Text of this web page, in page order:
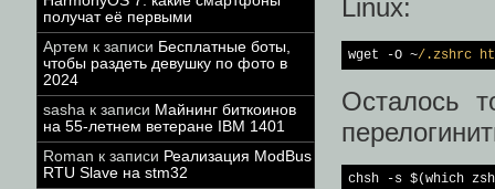
получат её первыми
Артем к записи Бесплатные боты,
чтобы раздеть девушку по фото в
2024
sasha к записи Майнинг биткоинов
на 55-летнем ветеране IBM 1401
Roman к записи Реализация ModBus
RTU Slave на stm32
Linux:
wget -O ~/.zshrc
Осталось
chsh -s $(which